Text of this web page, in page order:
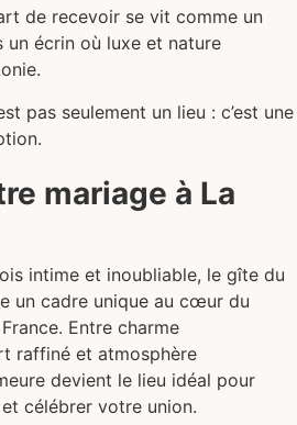
de recevoir se vit comme un
écrin où luxe et nature
pas seulement un lieu : c’est une
mariage à La
intime et inoubliable, le gîte du
un cadre unique au cœur du
Entre charme
raffiné et atmosphère
devient le lieu idéal pour
célébrer votre union.